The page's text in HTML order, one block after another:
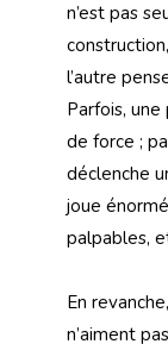
n’est pas
l’autre
Parfois,
de force ;
déclenche
joue
palpables,
En
n’aiment